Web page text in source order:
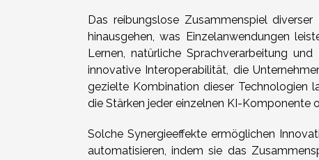
Das reibungslose Zusammenspiel
hinausgehen, was Einzelanwendungen
Lernen, natürliche Sprachverarbeitung
innovative Interoperabilität, die
gezielte Kombination dieser Technologien
die Stärken jeder einzelnen KI-Komponente
Solche Synergieeffekte ermöglichen
automatisieren, indem sie das